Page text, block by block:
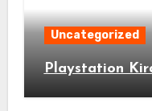
Uncategorized
Playstation